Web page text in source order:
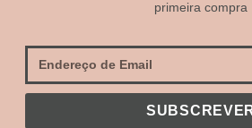
primeira compra